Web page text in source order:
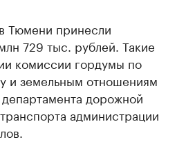
Тюмени принесли
729 тыс. рублей. Такие
комиссии гордумы по
и земельным отношениям
дорожной
администрации